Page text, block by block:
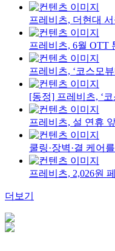
프레비츠, 더현대
프레비츠, 6월 OTT
프레비츠, ‘코스모
[동정] 프레비츠, ‘
프레비츠, 설 연휴
쿨링·장벽·결 케어
프레비츠, 2,026원
더보기